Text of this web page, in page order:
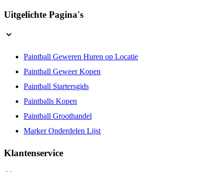
Uitgelichte Pagina's
Paintball Geweren Huren op Locatie
Paintball Geweer Kopen
Paintball Startersgids
Paintballs Kopen
Paintball Groothandel
Marker Onderdelen Lijst
Klantenservice